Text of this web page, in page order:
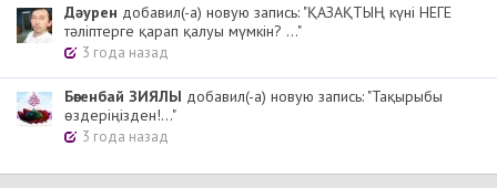
Дәурен добавил(-а) новую запись: "ҚАЗАҚТЫҢ күні НЕГЕ
тәліптерге қарап қалуы мүмкін? ..."
3 года назад
Бөгенбай ЗИЯЛЫ добавил(-а) новую запись: "Тақырыбы
өздеріңізден!..."
3 года назад